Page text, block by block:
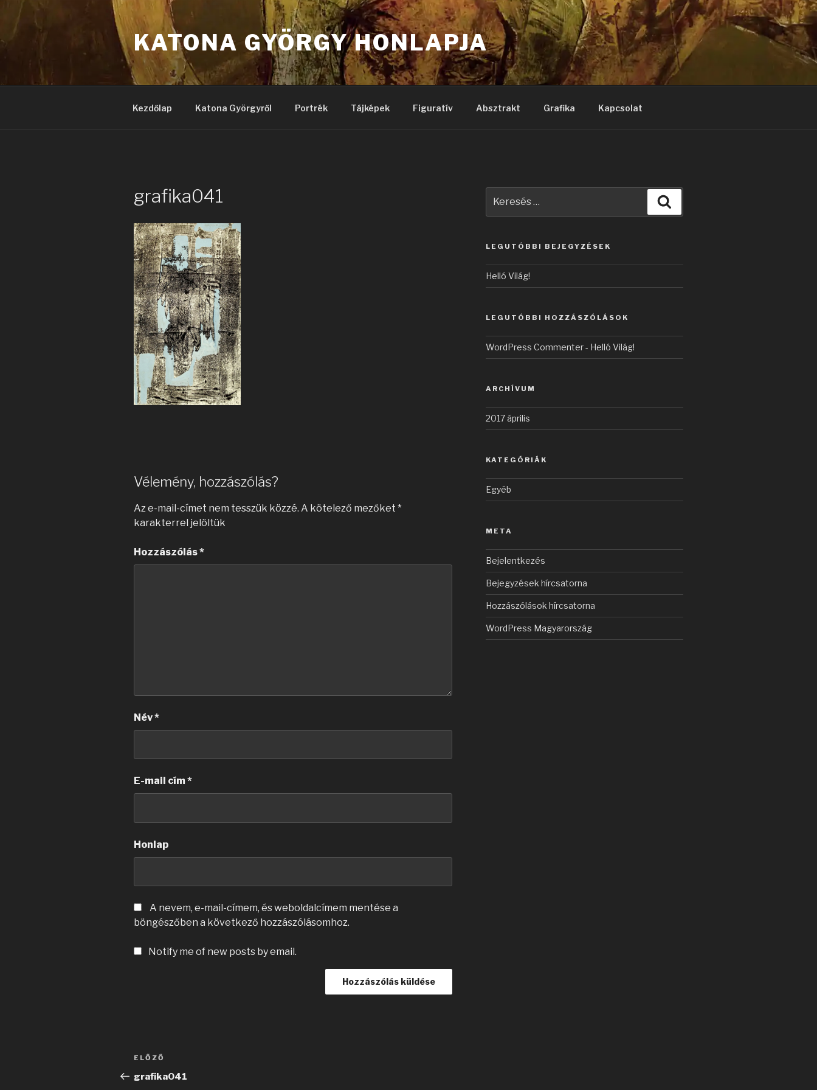
Tartalomhoz
KATONA GYÖRGY HONLAPJA
Kezdőlap Katona Györgyről Portrék Tájképek Figuratív Absztrakt Grafika Kapcsolat
grafika041
Vélemény, hozzászólás?
Az e-mail-címet nem tesszük közzé. A kötelező mezőket *
karakterrel jelöltük
Hozzászólás*
Név*
E-mail cím*
Honlap
A nevem, e-mail-címem, és weboldalcímem mentése a
böngészőben a következő hozzászólásomhoz.
Notify me of new posts by email.
Bejegyzés
navigáció
Korábbi
bejegyzés
ELŐZŐ
grafika041
következő
LEGUTÓBBI BEJEGYZÉSEK
Helló Világ!
LEGUTÓBBI HOZZÁSZÓLÁSOK
WordPress Commenter- Helló Világ!
ARCHÍVUM
2017 április
KATEGÓRIÁK
Egyéb
META
Bejelentkezés
Bejegyzések hírcsatorna
Hozzászólások hírcsatorna
WordPress Magyarország